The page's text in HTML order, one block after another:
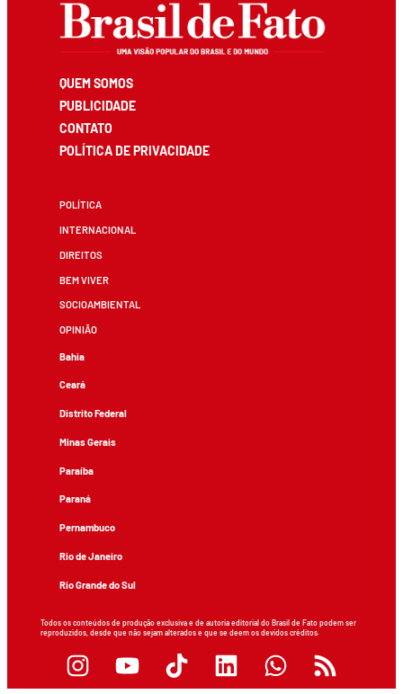
QUEM SOMOS
PUBLICIDADE
CONTATO
POLÍTICA DE PRIVACIDADE
POLÍTICA
INTERNACIONAL
DIREITOS
BEM VIVER
SOCIOAMBIENTAL
OPINIÃO
Bahia
Ceará
Distrito Federal
Minas Gerais
Paraíba
Paraná
Pernambuco
Rio de Janeiro
Rio Grande do Sul
Todos os conteúdos de produção exclusiva e de autoria editorial do Brasil de Fato podem ser
reproduzidos, desde que não sejam alterados e que se deem os devidos créditos.